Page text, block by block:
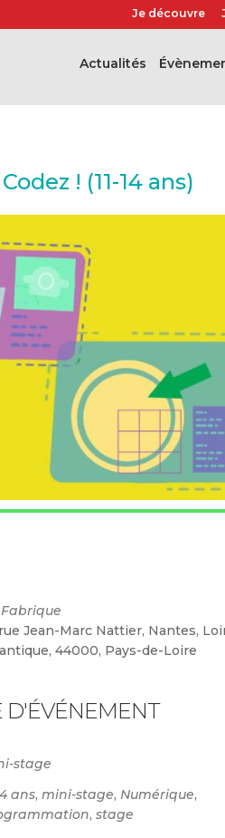
Je découvre
Actualités
! (11-14 ans)
iCalendar
Jean-Marc Nattier, Nantes,
44000, Pays-de-Loire
D'ÉVÉNEMENT
stage
ans, mini-stage, Numérique,
, stage